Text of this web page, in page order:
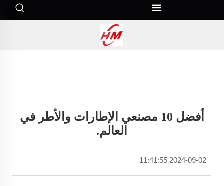
أفضل 10 مصنعي الإطارات والأطر في
العالم.
2024-09-02 11:41:55